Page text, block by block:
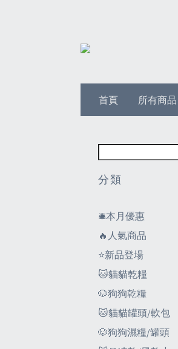
首頁 所有商品
分類
🛎️本月優惠
🔥人氣商品
⭐新品登場
🐱貓貓乾糧
🐶狗狗乾糧
🐱貓貓罐頭/軟包
🐶狗狗濕糧/罐頭